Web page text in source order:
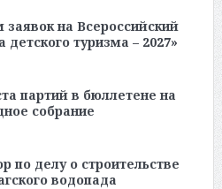
заявок на Всероссийский
детского туризма – 2027»
партий в бюллетене на
собрание
по делу о строительстве
водопада